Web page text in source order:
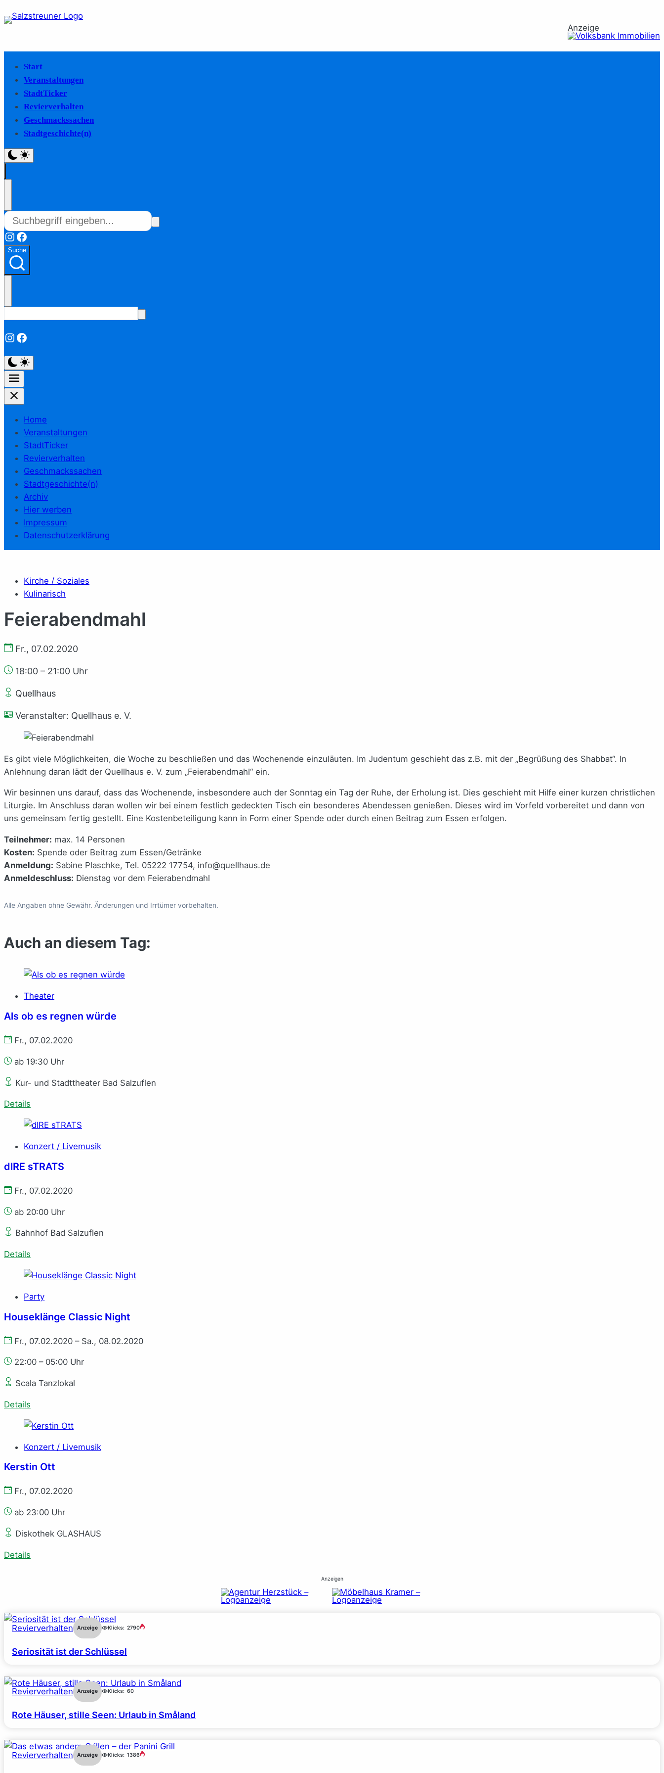
Anzeige
Start
Veranstaltungen
StadtTicker
Revierverhalten
Geschmackssachen
Stadtgeschichte(n)
Instagram
Facebook
Suche
Instagram
Facebook
Home
Veranstaltungen
StadtTicker
Revierverhalten
Geschmackssachen
Stadtgeschichte(n)
Archiv
Hier werben
Impressum
Datenschutzerklärung
Kirche / Soziales
Kulinarisch
Feierabendmahl
Fr., 07.02.2020
18:00 – 21:00 Uhr
Quellhaus
Veranstalter: Quellhaus e. V.
Es gibt viele Möglichkeiten, die Woche zu beschließen und das Wochenende einzuläuten. Im Judentum geschieht das z.B. mit der „Begrüßung des Shabbat“. In
Anlehnung daran lädt der Quellhaus e. V. zum „Feierabendmahl“ ein.
Wir besinnen uns darauf, dass das Wochenende, insbesondere auch der Sonntag ein Tag der Ruhe, der Erholung ist. Dies geschieht mit Hilfe einer kurzen christlichen
Liturgie. Im Anschluss daran wollen wir bei einem festlich gedeckten Tisch ein besonderes Abendessen genießen. Dieses wird im Vorfeld vorbereitet und dann von
uns gemeinsam fertig gestellt. Eine Kostenbeteiligung kann in Form einer Spende oder durch einen Beitrag zum Essen erfolgen.
Teilnehmer: max. 14 Personen
Kosten: Spende oder Beitrag zum Essen/Getränke
Anmeldung: Sabine Plaschke, Tel. 05222 17754, info@quellhaus.de
Anmeldeschluss: Dienstag vor dem Feierabendmahl
Alle Angaben ohne Gewähr. Änderungen und Irrtümer vorbehalten.
Auch an diesem Tag:
Theater
Als ob es regnen würde
Fr., 07.02.2020
ab 19:30 Uhr
Kur- und Stadttheater Bad Salzuflen
Details
Konzert / Livemusik
dIRE sTRATS
Fr., 07.02.2020
ab 20:00 Uhr
Bahnhof Bad Salzuflen
Details
Party
Houseklänge Classic Night
Fr., 07.02.2020 – Sa., 08.02.2020
22:00 – 05:00 Uhr
Scala Tanzlokal
Details
Konzert / Livemusik
Kerstin Ott
Fr., 07.02.2020
ab 23:00 Uhr
Diskothek GLASHAUS
Details
Anzeigen
Revierverhalten Anzeige Klicks: 2790
Seriosität ist der Schlüssel
Revierverhalten Anzeige Klicks: 60
Rote Häuser, stille Seen: Urlaub in Småland
Revierverhalten Anzeige Klicks: 1386